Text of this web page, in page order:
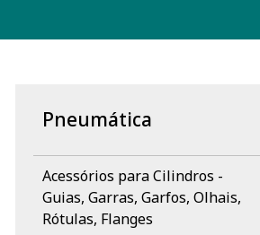
Pneumática
Acessórios para Cilindros -
Guias, Garras, Garfos, Olhais,
Rótulas, Flanges